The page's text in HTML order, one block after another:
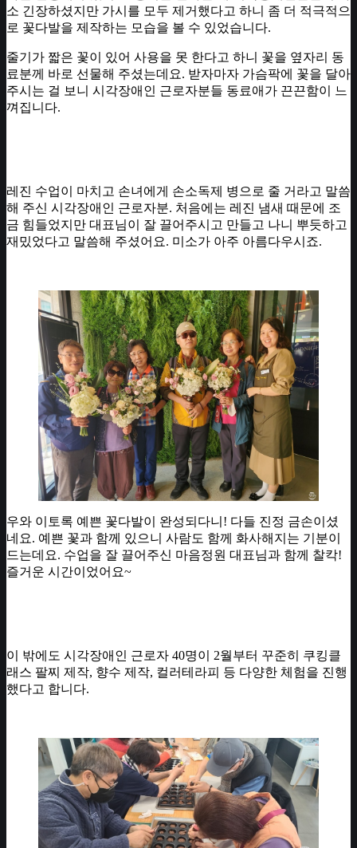
소 긴장하셨지만 가시를 모두 제거했다고 하니 좀 더 적극적으
로 꽃다발을 제작하는 모습을 볼 수 있었습니다.
줄기가 짧은 꽃이 있어 사용을 못 한다고 하니 꽃을 옆자리 동
료분께 바로 선물해 주셨는데요. 받자마자 가슴팍에 꽃을 달아
주시는 걸 보니 시각장애인 근로자분들 동료애가 끈끈함이 느
껴집니다.
레진 수업이 마치고 손녀에게 손소독제 병으로 줄 거라고 말씀
해 주신 시각장애인 근로자분. 처음에는 레진 냄새 때문에 조
금 힘들었지만 대표님이 잘 끌어주시고 만들고 나니 뿌듯하고
재밌었다고 말씀해 주셨어요. 미소가 아주 아름다우시죠.
우와 이토록 예쁜 꽃다발이 완성되다니! 다들 진정 금손이셨
네요. 예쁜 꽃과 함께 있으니 사람도 함께 화사해지는 기분이
드는데요. 수업을 잘 끌어주신 마음정원 대표님과 함께 찰칵!
즐거운 시간이었어요~
이 밖에도 시각장애인 근로자 40명이 2월부터 꾸준히 쿠킹클
래스 팔찌 제작, 향수 제작, 컬러테라피 등 다양한 체험을 진행
했다고 합니다.